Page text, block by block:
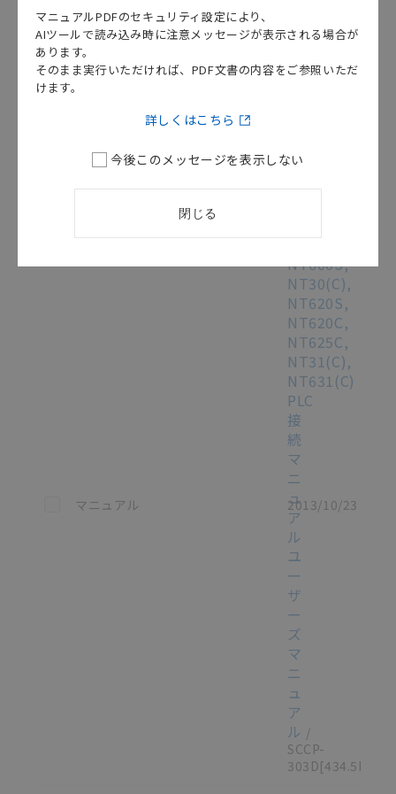
ザ
ズ
ル
SBSA-
この資料を選択
マニュアル
NT20S,
NT600S,
NT30(C),
NT620S,
NT620C,
NT625C,
NT31(C),
NT631(C)
PLC
接
続
マ
ニ
ュ
ア
ル
ユ
ー
ザ
ー
ズ
マ
ニ
ュ
ア
ル /
SCCP-
303D[434.5KB]
2013/10/23
マニュアルPDFのセキュリティ設定により、
AIツールで読み込み時に注意メッセージが表示される場合が
あります。
そのまま実行いただければ、PDF文書の内容をご参照いただ
けます。
詳しくはこちら
今後このメッセージを表示しない
閉じる